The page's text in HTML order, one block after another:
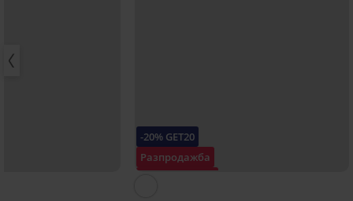
-20% GET20
Разпродажба